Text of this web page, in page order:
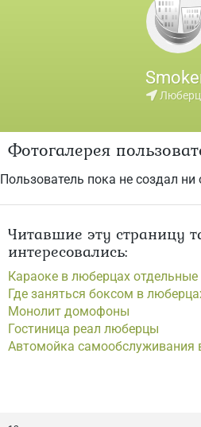
Фотогалерея
Пользователь пока не создал
Читавшие эту страницу
интересовались:
Караоке в люберцах
Где заняться боксом в
Монолит домофоны
Гостиница реал люберцы
Автомойка самообслуживания